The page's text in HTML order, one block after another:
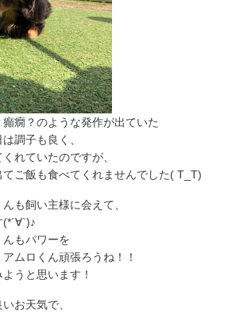
癇？のような発作が出ていた
調子も良く、
れていたのですが、
ご飯も食べてくれませんでした( T_T)
も飼い主様に会えて、
もパワーを
ムロくん頑張ろうね！！
うと思います！
お天気で、